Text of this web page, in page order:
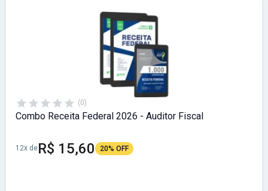
(0)
Combo Receita Federal 2026 - Auditor Fiscal
12x deR$ 15,60 20% OFF